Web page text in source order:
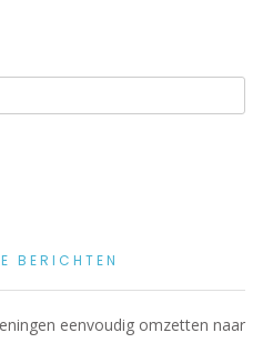
BERICHTEN
eenvoudig omzetten naar